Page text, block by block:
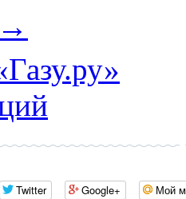
→
Twitter Google+ Мой